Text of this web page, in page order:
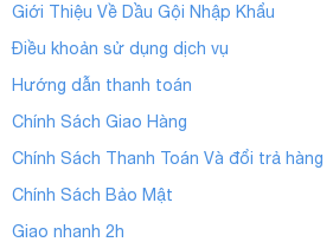
Giới Thiệu Về Dầu Gội Nhập Khẩu
Điều khoản sử dụng dịch vụ
Hướng dẫn thanh toán
Chính Sách Giao Hàng
Chính Sách Thanh Toán Và đổi trả hàng
Chính Sách Bảo Mật
Giao nhanh 2h